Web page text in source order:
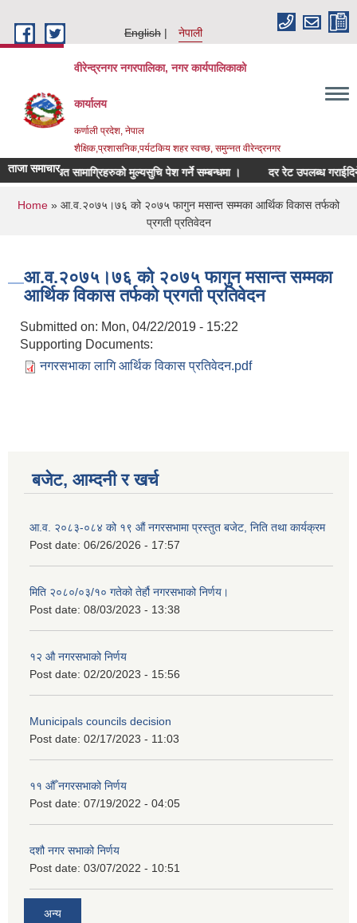
English
नेपाली
वीरेन्द्रनगर नगरपालिका, नगर कार्यपालिकाको
कार्यालय
कर्णाली प्रदेश, नेपाल
शैक्षिक,प्रशासनिक,पर्यटकिय शहर स्वच्छ, समुन्नत वीरेन्द्रनगर
ताजा समाचार
सम्बन्धित सामाग्रिहरुको मुल्यसुचि पेश गर्ने सम्बन्धमा । दर रेट उपलब्ध गराईदिने
You are here
Home » आ.व.२०७५।७६ को २०७५ फागुन मसान्त सम्मका आर्थिक विकास तर्फको
प्रगती प्रतिवेदन
आ.व.२०७५।७६ को २०७५ फागुन मसान्त सम्मका
आर्थिक विकास तर्फको प्रगती प्रतिवेदन
Submitted on: Mon, 04/22/2019 - 15:22
Supporting Documents:
नगरसभाका लागि आर्थिक विकास प्रतिवेदन.pdf
बजेट, आम्दनी र खर्च
आ.व. २०८३-०८४ को १९ औं नगरसभामा प्रस्तुत बजेट, निति तथा कार्यक्रम
Post date: 06/26/2026 - 17:57
मिति २०८०/०३/१० गतेको तेर्हौ नगरसभाको निर्णय।
Post date: 08/03/2023 - 13:38
१२ औ नगरसभाको निर्णय
Post date: 02/20/2023 - 15:56
Municipals councils decision
Post date: 02/17/2023 - 11:03
११ ‌औँ नगरसभाको निर्णय
Post date: 07/19/2022 - 04:05
दशौ नगर सभाको निर्णय
Post date: 03/07/2022 - 10:51
अन्य